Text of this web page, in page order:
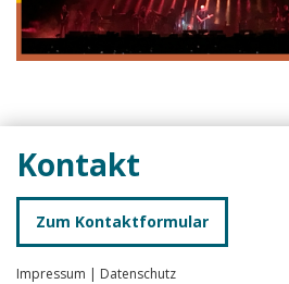
Kontakt
Zum Kontaktformular
Impressum | Datenschutz